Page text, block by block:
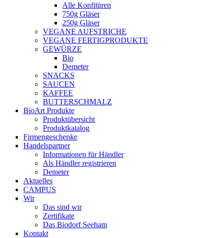
Alle Konfitüren
750g Gläser
250g Gläser
VEGANE AUFSTRICHE
VEGANE FERTIGPRODUKTE
GEWÜRZE
Bio
Demeter
SNACKS
SAUCEN
KAFFEE
BUTTERSCHMALZ
BioArt Produkte
Produktübersicht
Produktkatalog
Firmengeschenke
Handelspartner
Informationen für Händler
Als Händler registrieren
Demeter
Aktuelles
CAMPUS
Wir
Das sind wir
Zertifikate
Das Biodorf Seeham
Kontakt